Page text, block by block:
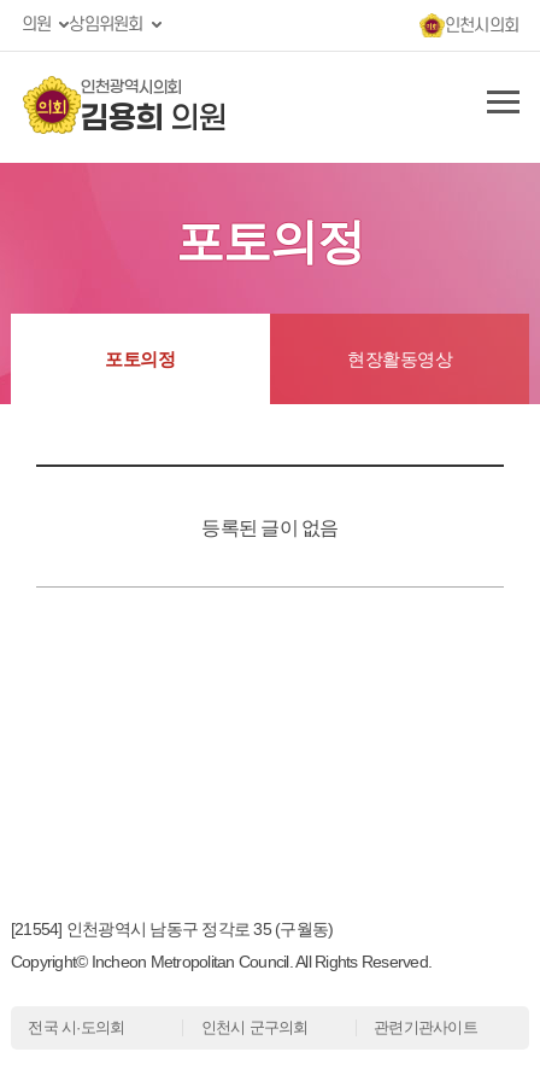
의원 상임위원회 인천시의회
인천광역시의회
김용희 의원
포토의정
포토의정 현장활동영상
등록된 글이 없음
[21554] 인천광역시 남동구 정각로 35 (구월동)
Copyright© Incheon Metropolitan Council. All Rights Reserved.
전국 시·도의회 인천시 군구의회 관련기관사이트